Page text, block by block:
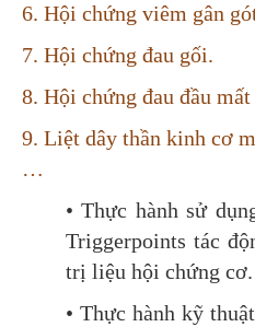
6. Hội chứng viêm gân
7. Hội chứng đau gối.
8. Hội chứng đau đầu mất
9. Liệt dây thần kinh cơ
…
• Thực hành sử
Triggerpoints tác
trị liệu hội chứng cơ.
• Thực hành kỹ